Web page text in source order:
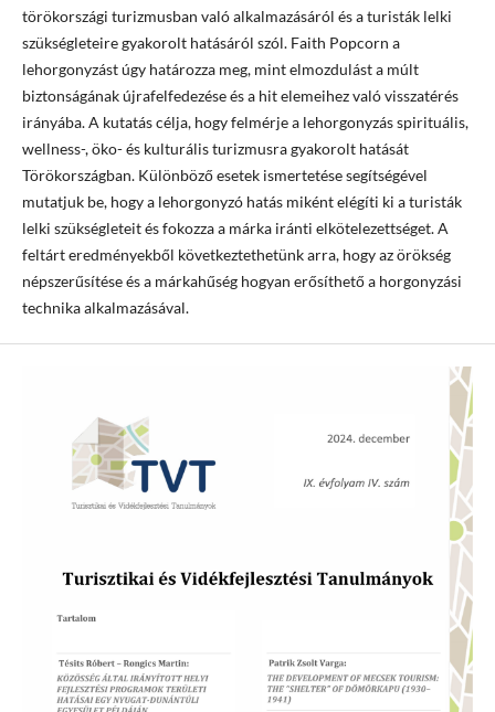
törökországi turizmusban való alkalmazásáról és a turisták lelki
szükségleteire gyakorolt hatásáról szól. Faith Popcorn a
lehorgonyzást úgy határozza meg, mint elmozdulást a múlt
biztonságának újrafelfedezése és a hit elemeihez való visszatérés
irányába. A kutatás célja, hogy felmérje a lehorgonyzás spirituális,
wellness-, öko- és kulturális turizmusra gyakorolt hatását
Törökországban. Különböző esetek ismertetése segítségével
mutatjuk be, hogy a lehorgonyzó hatás miként elégíti ki a turisták
lelki szükségleteit és fokozza a márka iránti elkötelezettséget. A
feltárt eredményekből következtethetünk arra, hogy az örökség
népszerűsítése és a márkahűség hogyan erősíthető a horgonyzási
technika alkalmazásával.